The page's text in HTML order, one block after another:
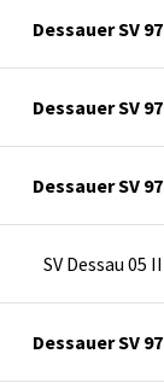
Dessauer SV 97
Dessauer SV 97
Dessauer SV 97
SV Dessau 05 II
Dessauer SV 97